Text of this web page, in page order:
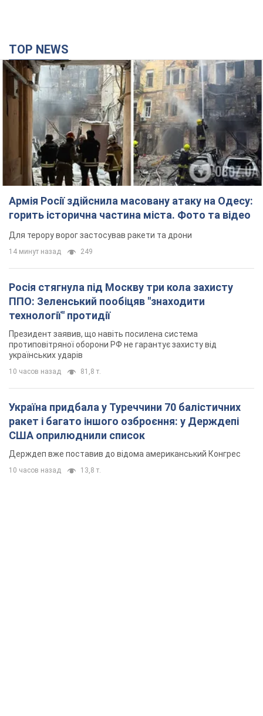
TOP NEWS
Армія Росії здійснила масовану атаку на Одесу:
горить історична частина міста. Фото та відео
Для терору ворог застосував ракети та дрони
14 минут назад 249
Росія стягнула під Москву три кола захисту
ППО: Зеленський пообіцяв "знаходити
технології" протидії
Президент заявив, що навіть посилена система
протиповітряної оборони РФ не гарантує захисту від
українських ударів
10 часов назад 81,8 т.
Україна придбала у Туреччини 70 балістичних
ракет і багато іншого озброєння: у Держдепі
США оприлюднили список
Держдеп вже поставив до відома американський Конгрес
10 часов назад 13,8 т.